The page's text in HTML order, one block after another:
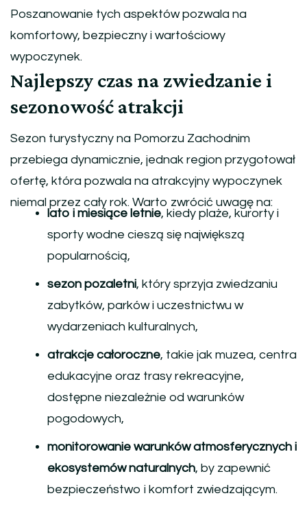
Poszanowanie tych aspektów pozwala na
komfortowy, bezpieczny i wartościowy
wypoczynek.
Najlepszy czas na zwiedzanie i
sezonowość atrakcji
Sezon turystyczny na Pomorzu Zachodnim
przebiega dynamicznie, jednak region przygotował
ofertę, która pozwala na atrakcyjny wypoczynek
niemal przez cały rok. Warto zwrócić uwagę na:
lato i miesiące letnie, kiedy plaże, kurorty i
sporty wodne cieszą się największą
popularnością,
sezon pozaletni, który sprzyja zwiedzaniu
zabytków, parków i uczestnictwu w
wydarzeniach kulturalnych,
atrakcje całoroczne, takie jak muzea, centra
edukacyjne oraz trasy rekreacyjne,
dostępne niezależnie od warunków
pogodowych,
monitorowanie warunków atmosferycznych i
ekosystemów naturalnych, by zapewnić
bezpieczeństwo i komfort zwiedzającym.